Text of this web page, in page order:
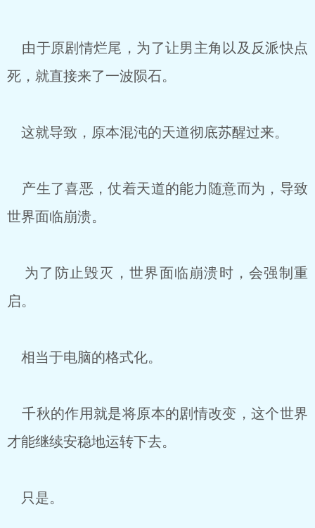
由于原剧情烂尾，为了让男主角以及反派快点
死，就直接来了一波陨石。
这就导致，原本混沌的天道彻底苏醒过来。
产生了喜恶，仗着天道的能力随意而为，导致
世界面临崩溃。
为了防止毁灭，世界面临崩溃时，会强制重
启。
相当于电脑的格式化。
千秋的作用就是将原本的剧情改变，这个世界
才能继续安稳地运转下去。
只是。